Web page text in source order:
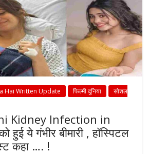
Hai Written Update फिल्मी दुनिया
सोशल
Kidney Infection in
हुई ये गंभीर बीमारी , हॉस्पिटल
कहा …. !